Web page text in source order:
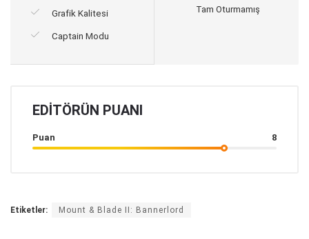
Grafik Kalitesi
Captain Modu
Tam Oturmamış
EDITÖRÜN PUANI
Puan 8
Etiketler: Mount & Blade II: Bannerlord